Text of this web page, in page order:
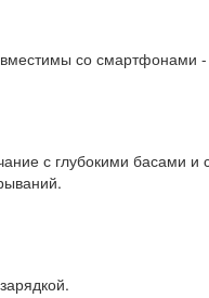
со смартфонами
с глубокими басами и